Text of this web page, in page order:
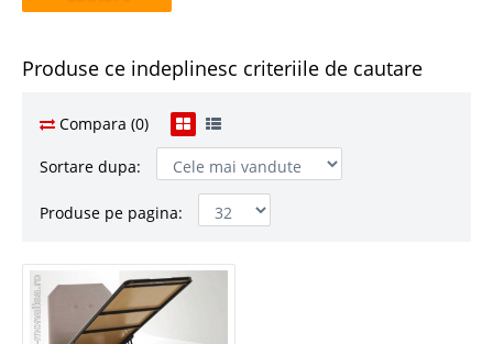
Produse ce indeplinesc criteriile de cautare
Compara (0)
Sortare dupa:
Produse pe pagina: